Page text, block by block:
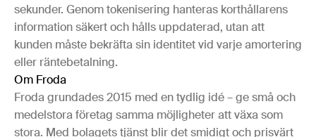
sekunder. Genom tokenisering hanteras korthållarens
information säkert och hålls uppdaterad, utan att
kunden måste bekräfta sin identitet vid varje amortering
eller räntebetalning.
Om Froda
Froda grundades 2015 med en tydlig idé – ge små och
medelstora företag samma möjligheter att växa som
stora. Med bolagets tjänst blir det smidigt och prisvärt